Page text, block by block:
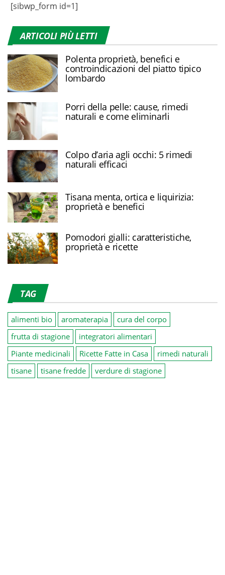
[sibwp_form id=1]
ARTICOLI PIÙ LETTI
Polenta proprietà, benefici e
controindicazioni del piatto tipico
lombardo
Porri della pelle: cause, rimedi
naturali e come eliminarli
Colpo d’aria agli occhi: 5 rimedi
naturali efficaci
Tisana menta, ortica e liquirizia:
proprietà e benefici
Pomodori gialli: caratteristiche,
proprietà e ricette
TAG
alimenti bio aromaterapia
cura del corpo
frutta di stagione
integratori alimentari
Piante medicinali
Ricette Fatte in Casa
rimedi naturali
tisane
tisane fredde verdure di stagione